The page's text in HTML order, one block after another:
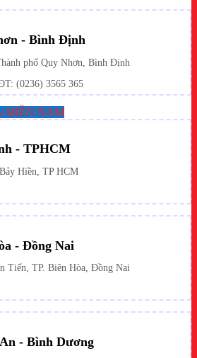
- Bình Định
phố Quy Nhơn, Bình Định
(0236) 3565 365
MIỀN NAM
- TPHCM
Hiền, TP HCM
- Đồng Nai
Tiến, TP. Biên Hòa, Đồng Nai
- Bình Dương